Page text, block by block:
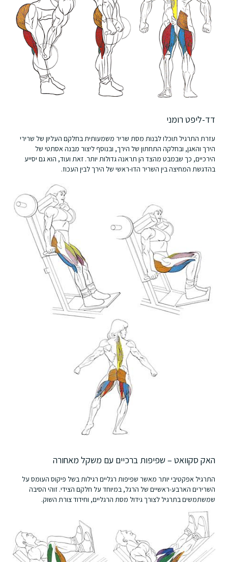
דד-ליפט רומני
עזרת התרגיל תוכלו לבנות מסת שריר משמעותית בחלקם העליון של שרירי
הירך והאגן, ובחלקה התחתון של הירך, ובנוסף ליצור מבנה אסתטי של
הירכיים, כך שבמבט מהצד הן תראנה גדולות יותר. זאת ועוד, הוא גם יסייע
בהדגשת המחיצה בין השריר הדו-ראשי של הירך לבין העכוז.
האק סקוואט – שפיפות ברכיים עם משקל מאחורה
התרגיל אפקטיבי יותר מאשר שפיפות רגליים רגילות בשל פיקוס העומס על
השרירים הארבע-ראשיים של הרגל, במיוחד על חלקם הצידי. זוהי הסיבה
שמשתמשים בתרגיל לצורך גידול מסת הרגליים, וחידוד צורת השוק.